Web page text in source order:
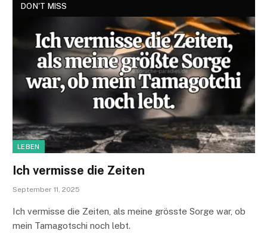
DON'T MISS
LEBEN
Ich vermisse die Zeiten
September 11, 2025
Ich vermisse die Zeiten, als meine grösste Sorge war, ob
mein Tamagotschi noch lebt.